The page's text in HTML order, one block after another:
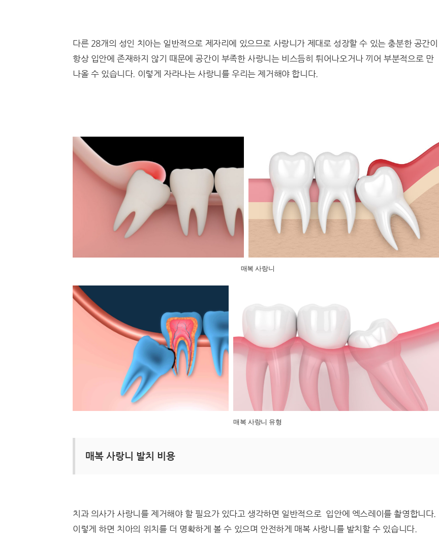
다른 28개의 성인 치아는 일반적으로 제자리에 있으므로 사랑니가 제대로 성장할 수 있는 충분한 공간이
항상 입안에 존재하지 않기 때문에 공간이 부족한 사랑니는 비스듬히 튀어나오거나 끼어 부분적으로 만
나올 수 있습니다. 이렇게 자라나는 사랑니를 우리는 제거해야 합니다.
매복 사랑니
매복 사랑니 유형
매복 사랑니 발치 비용
치과 의사가 사랑니를 제거해야 할 필요가 있다고 생각하면 일반적으로 입안에 엑스레이를 촬영합니다.
이렇게 하면 치아의 위치를 ​​더 명확하게 볼 수 있으며 안전하게 매복 사랑니를 발치할 수 있습니다.